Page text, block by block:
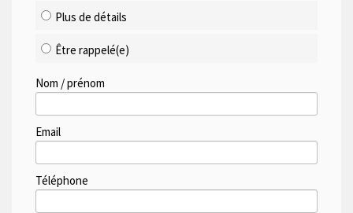
Plus de détails
Être rappelé(e)
Nom / prénom
Email
Téléphone